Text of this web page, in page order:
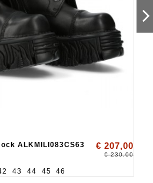
ALKMILI083CS63 € 207,00
€ 230,00
43 44 45 46